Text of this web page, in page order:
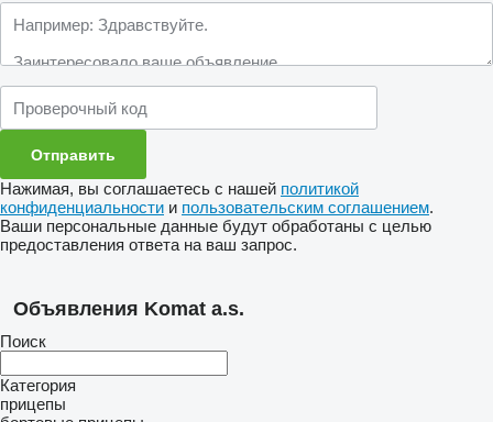
Нажимая, вы соглашаетесь с нашей политикой
конфиденциальности и пользовательским соглашением.
Ваши персональные данные будут обработаны с целью
предоставления ответа на ваш запрос.
Объявления Komat a.s.
Поиск
Категория
прицепы